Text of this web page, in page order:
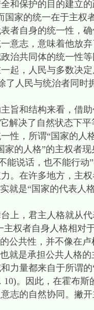
和保护的目的建立
国家的统一在于主
者自身的统一性，
意志，意味着他放
治共同体的统一性
起，人民与多数决
了人民与统治者同
和结构来看，借助
解决了自然状态下
性，所谓“国家的
家的人格”的主权者
能说话，也不能行
。在许多地方，主
就是“国家的代表人
，君主人格就从代
权者自身人格相对
公共性，并不像在
就是承担公共人格
力量都来自于所谓
。因此，在霍布
志的自然协同。撇